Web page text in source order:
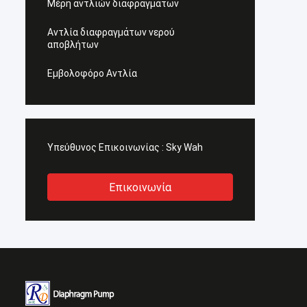
Μέρη αντλιών διαφραγμάτων
Αντλία διαφραγμάτων νερού
αποβλήτων
Εμβολοφόρο Αντλία
Υπεύθυνος Επικοινωνίας : Sky Wah
Επικοινωνία